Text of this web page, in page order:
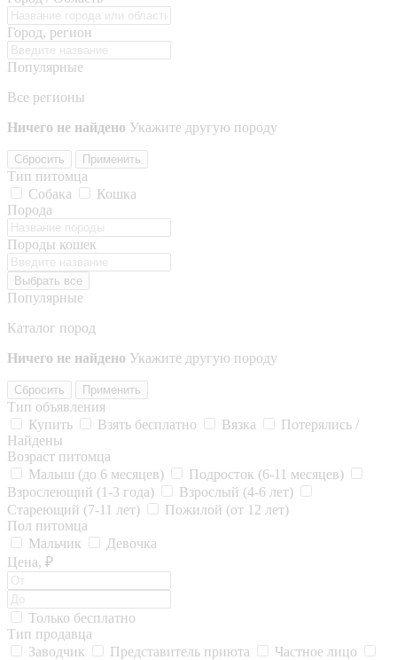
Город, регион
Популярные
Все регионы
Ничего не найдено Укажите другую породу
Сбросить Применить
Тип питомца
Собака
Кошка
Порода
Породы кошек
Выбрать все
Популярные
Каталог пород
Ничего не найдено Укажите другую породу
Сбросить Применить
Тип объявления
Купить
Взять бесплатно Вязка
Потерялись /
Найдены
Возраст питомца
Малыш (до 6 месяцев)
Подросток (6-11 месяцев)
Взрослеющий (1-3 года)
Взрослый (4-6 лет)
Стареющий (7-11 лет)
Пожилой (от 12 лет)
Пол питомца
Мальчик
Девочка
Цена, ₽
Только бесплатно
Тип продавца
Заводчик
Представитель приюта
Частное лицо